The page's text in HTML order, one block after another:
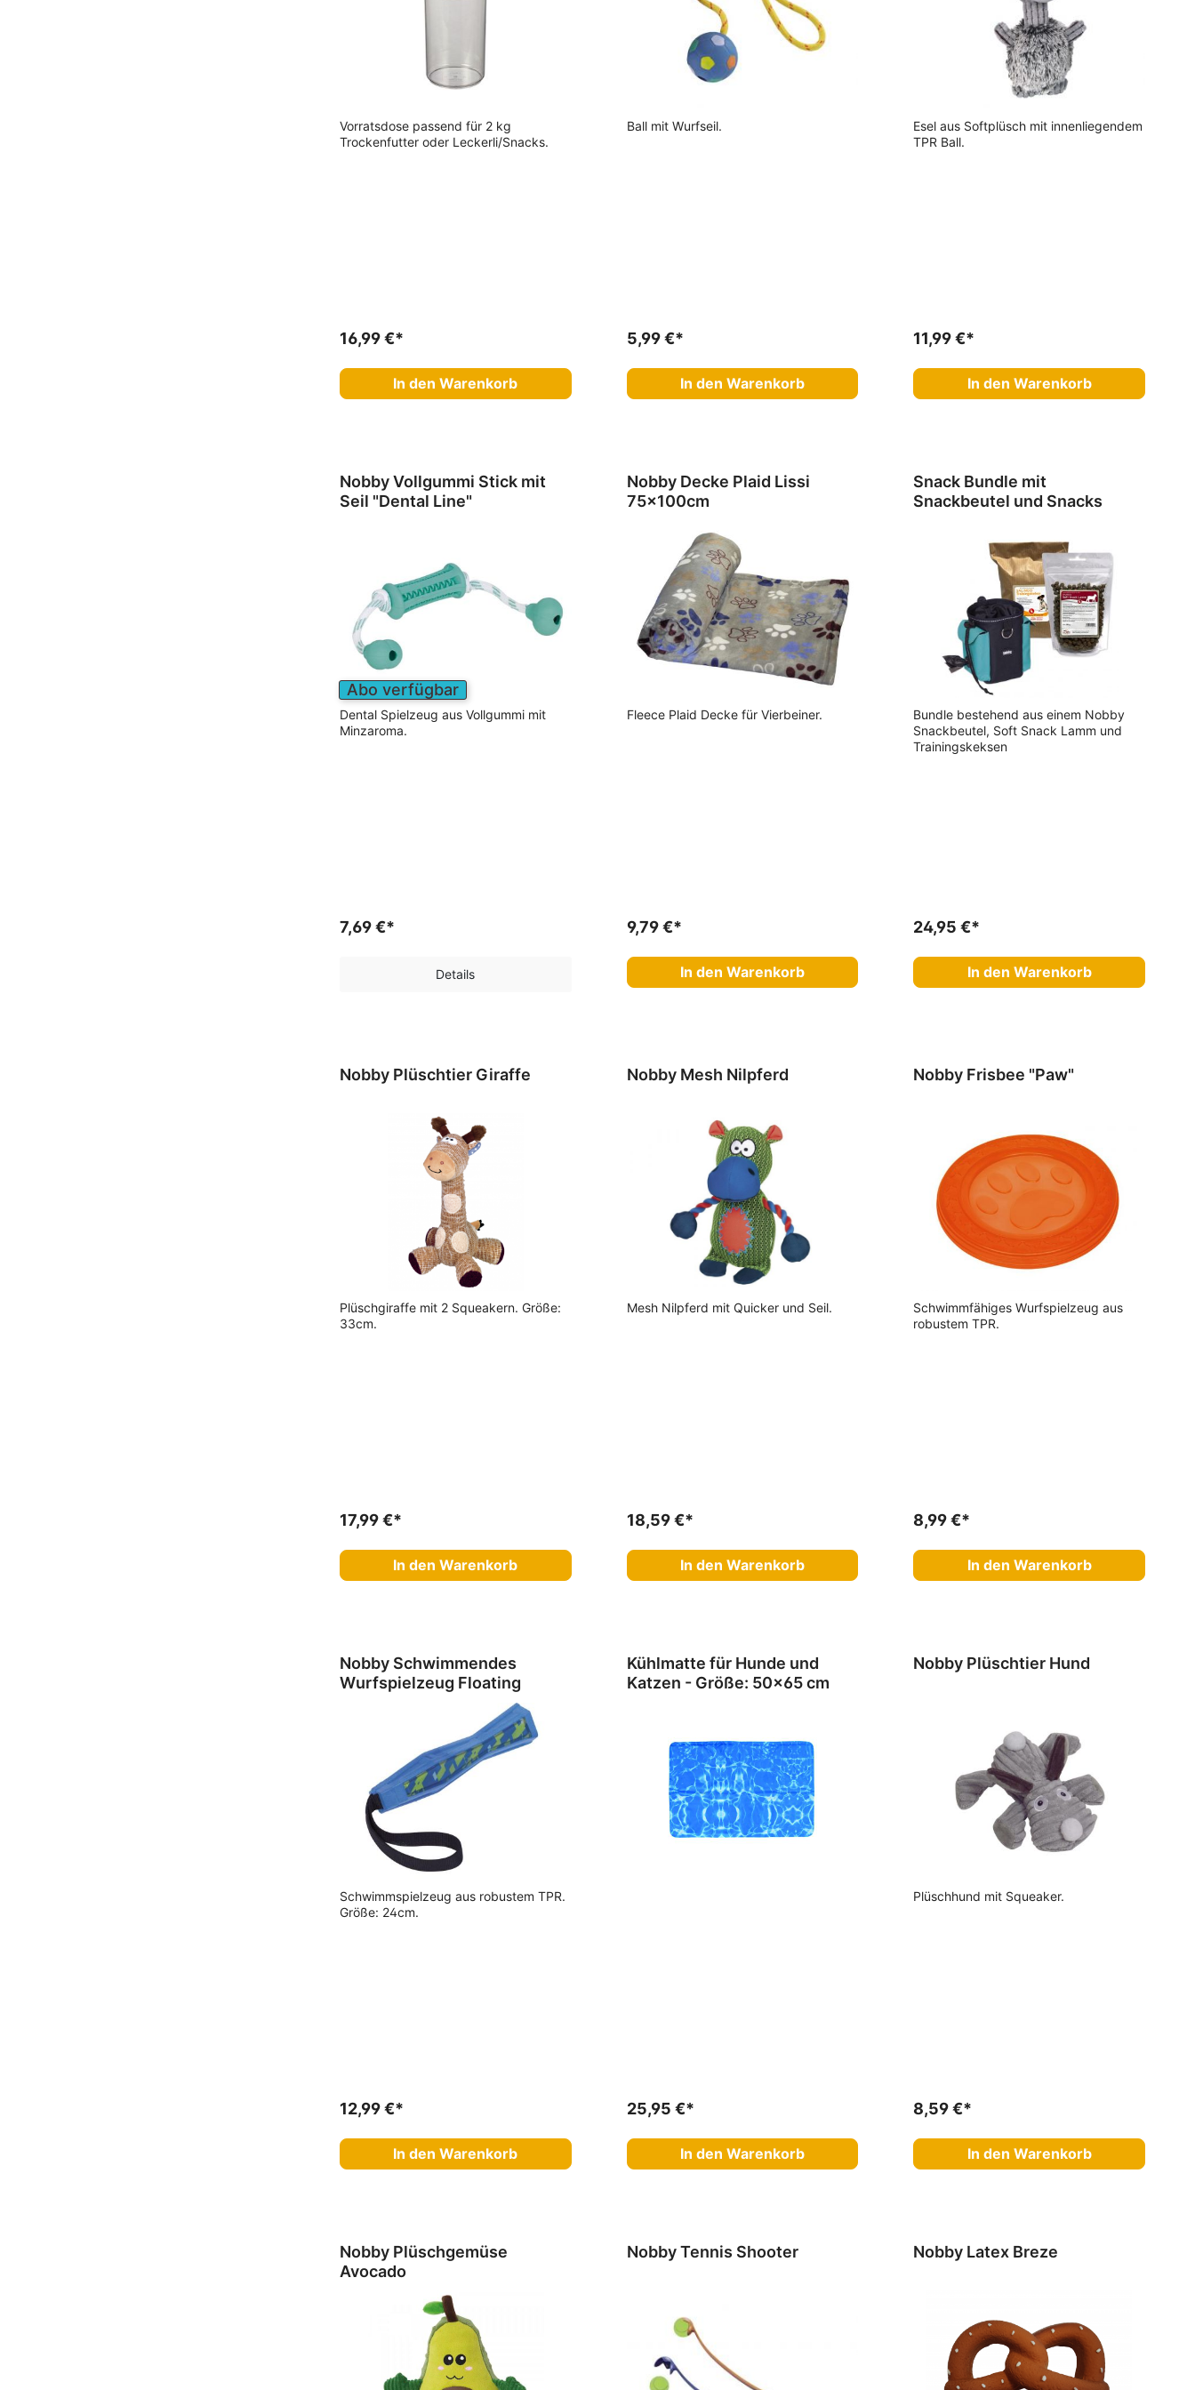
Vorratsdose passend für 2 kg
Trockenfutter oder Leckerli/Snacks.
16,99 €*
In den Warenkorb
Ball mit Wurfseil.
5,99 €*
In den Warenkorb
Esel aus Softplüsch mit innenliegendem
TPR Ball.
11,99 €*
In den Warenkorb
Abo verfügbar
Nobby Vollgummi Stick mit
Seil "Dental Line"
Dental Spielzeug aus Vollgummi mit
Minzaroma.
7,69 €*
Details
Nobby Decke Plaid Lissi
75x100cm
Fleece Plaid Decke für Vierbeiner.
9,79 €*
In den Warenkorb
Snack Bundle mit
Snackbeutel und Snacks
Bundle bestehend aus einem Nobby
Snackbeutel, Soft Snack Lamm und
Trainingskeksen
24,95 €*
In den Warenkorb
Nobby Plüschtier Giraffe
Plüschgiraffe mit 2 Squeakern. Größe:
33cm.
17,99 €*
In den Warenkorb
Nobby Mesh Nilpferd
Mesh Nilpferd mit Quicker und Seil.
18,59 €*
In den Warenkorb
Nobby Frisbee "Paw"
Schwimmfähiges Wurfspielzeug aus
robustem TPR.
8,99 €*
In den Warenkorb
Nobby Schwimmendes
Wurfspielzeug Floating
Schwimmspielzeug aus robustem TPR.
Größe: 24cm.
12,99 €*
In den Warenkorb
Kühlmatte für Hunde und
Katzen - Größe: 50x65 cm
25,95 €*
In den Warenkorb
Nobby Plüschtier Hund
Plüschhund mit Squeaker.
8,59 €*
In den Warenkorb
Nobby Plüschgemüse
Avocado
Nobby Tennis Shooter Nobby Latex Breze